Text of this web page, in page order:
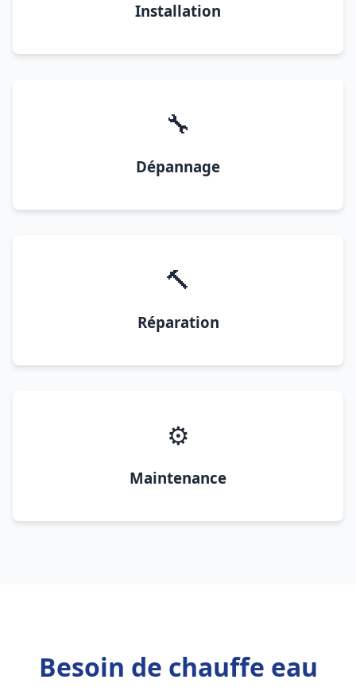
Installation
🔧
Dépannage
🔨
Réparation
⚙️
Maintenance
Besoin de chauffe eau